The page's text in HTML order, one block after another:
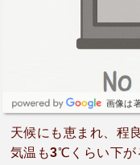
画像は
天候にも恵まれ、程
気温も3℃くらい下が